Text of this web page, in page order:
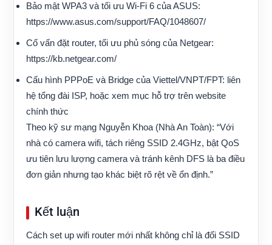
Bảo mật WPA3 và tối ưu Wi‑Fi 6 của ASUS:
https://www.asus.com/support/FAQ/1048607/
Cố vấn đặt router, tối ưu phủ sóng của Netgear:
https://kb.netgear.com/
Cấu hình PPPoE và Bridge của Viettel/VNPT/FPT: liên
hệ tổng đài ISP, hoặc xem mục hỗ trợ trên website
chính thức
Theo kỹ sư mạng Nguyễn Khoa (Nhà An Toàn): “Với
nhà có camera wifi, tách riêng SSID 2.4GHz, bật QoS
ưu tiên lưu lượng camera và tránh kênh DFS là ba điều
đơn giản nhưng tạo khác biệt rõ rệt về ổn định.”
Kết luận
Cách set up wifi router mới nhất không chỉ là đổi SSID